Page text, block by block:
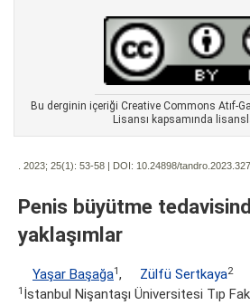
Bu derginin içeriği Creative Commons Atıf-
Lisansı kapsamında
. 2023; 25(1): 53-58 | DOI: 10.24898/
Penis büyütme
yaklaşımlar
Yaşar Başağa1, Zülfü Sertkaya2
1 İstanbul Nişantaşı Üniversitesi Tıp